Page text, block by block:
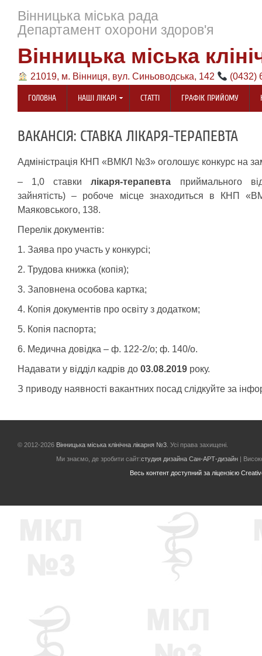
Вінницька міська рада
Департамент охорони здоров'я
Вінницька міська
21019, м. Вінниця, вул. Синьоводська, 142 (0432)
ГОЛОВНА НАШІ ЛІКАРІ СТАТТІ ГРАФІК ПРИЙОМУ
ВАКАНСІЯ: СТАВКА ЛІКАРЯ-ТЕРАПЕВТА
Адміністрація КНП «ВМКЛ №3» оголошує конкурс на
– 1,0 ставкилікаря-терапевта приймального
зайнятість) – робоче місце знаходиться в КНП
Маяковського, 138.
Перелік документів:
1. Заява про участь у конкурсі;
2. Трудова книжка (копія);
3. Заповнена особова картка;
4. Копія документів про освіту з додатком;
5. Копія паспорта;
6. Медична довідка – ф. 122-2/о; ф. 140/о.
Надавати у відділ кадрів до 03.08.2019 року.
З приводу наявності вакантних посад слідкуйте за
© 2012-2026 Вінницька міська клінічна лікарня №3 . Усі права захищені.
Ми знаємо, де зробити сайт:студия дизайна Сан-АРТ-дизайн|
Весь контент доступний за ліцензією